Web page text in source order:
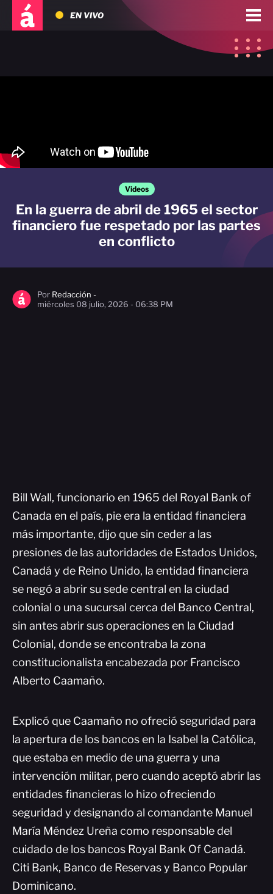
EN VIVO
Videos
En la guerra de abril de 1965 el sector
financiero fue respetado por las partes
en conflicto
Por Redacción -
miércoles 08 julio, 2026 - 06:38 PM
Bill Wall, funcionario en 1965 del Royal Bank of
Canada en el país, pie era la entidad financiera
más importante, dijo que sin ceder a las
presiones de las autoridades de Estados Unidos,
Canadá y de Reino Unido, la entidad financiera
se negó a abrir su sede central en la ciudad
colonial o una sucursal cerca del Banco Central,
sin antes abrir sus operaciones en la Ciudad
Colonial, donde se encontraba la zona
constitucionalista encabezada por Francisco
Alberto Caamaño.
Explicó que Caamaño no ofreció seguridad para
la apertura de los bancos en la Isabel la Católica,
que estaba en medio de una guerra y una
intervención militar, pero cuando aceptó abrir las
entidades financieras lo hizo ofreciendo
seguridad y designando al comandante Manuel
María Méndez Ureña como responsable del
cuidado de los bancos Royal Bank Of Canadá.
Citi Bank, Banco de Reservas y Banco Popular
Dominicano.